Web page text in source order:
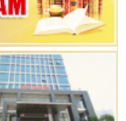
thứ 9, Quốc
HĐND tỉnh